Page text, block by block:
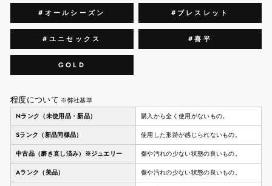
#オールシーズン #ブレスレット
#ユニセックス #喜平
GOLD
程度について ※弊社基準
Nランク（未使用品・新品）
購入から全く使用がないもの。
Sランク（新品同様品） 使用した形跡が感じられないもの。
中古品（磨き直し済み）※ジュエリー 傷や汚れの少ない状態の良いもの。
Aランク（美品） 傷や汚れの少ない状態の良いもの。